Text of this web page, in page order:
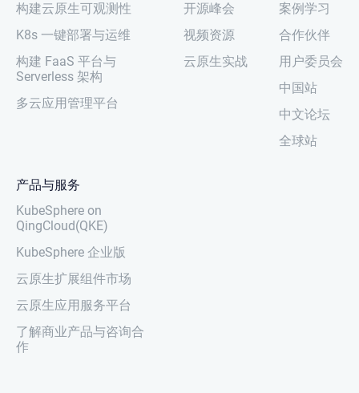
构建云原生可观测性
K8s 一键部署与运维
构建 FaaS 平台与
Serverless 架构
多云应用管理平台
开源峰会
视频资源
云原生实战
案例学习
合作伙伴
用户委员会
中国站
中文论坛
全球站
产品与服务
KubeSphere on
QingCloud(QKE)
KubeSphere 企业版
云原生扩展组件市场
云原生应用服务平台
了解商业产品与咨询合
作